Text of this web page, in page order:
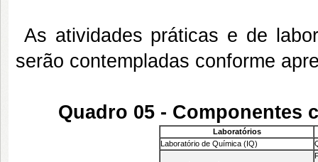
As atividades práticas e de
serão contempladas conforme
Quadro 05 - Componentes
Laboratórios
Laboratório de Química (IQ)